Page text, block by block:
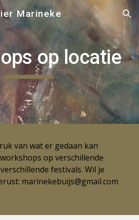
Skip to navigation
Marineke
op locatie
van wat er gedaan kan
op verschillende
festivals. Wil je
marinekebuijs@gmail.com